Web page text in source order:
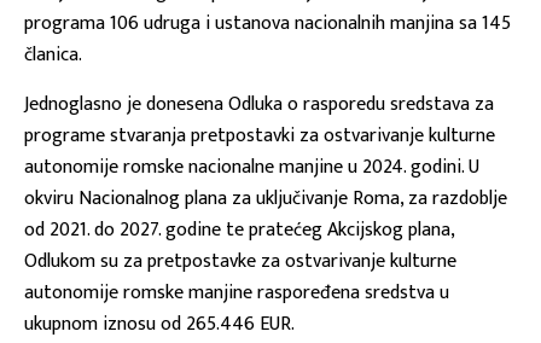
programa 106 udruga i ustanova nacionalnih manjina sa 145
članica.
Jednoglasno je donesena Odluka o rasporedu sredstava za
programe stvaranja pretpostavki za ostvarivanje kulturne
autonomije romske nacionalne manjine u 2024. godini. U
okviru Nacionalnog plana za uključivanje Roma, za razdoblje
od 2021. do 2027. godine te pratećeg Akcijskog plana,
Odlukom su za pretpostavke za ostvarivanje kulturne
autonomije romske manjine raspoređena sredstva u
ukupnom iznosu od 265.446 EUR.